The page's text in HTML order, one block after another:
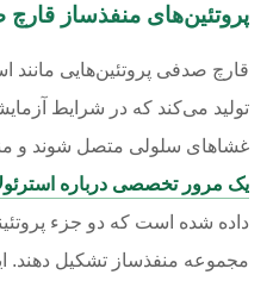
پروتئین‌های منفذساز
قارچ صدفی پروتئین‌هایی مانند
تولید می‌کند که در شرایط
غشاهای سلولی متصل شوند و
یک مرور تخصصی درباره
داده شده است که دو جزء
مجموعه منفذساز تشکیل دهند.